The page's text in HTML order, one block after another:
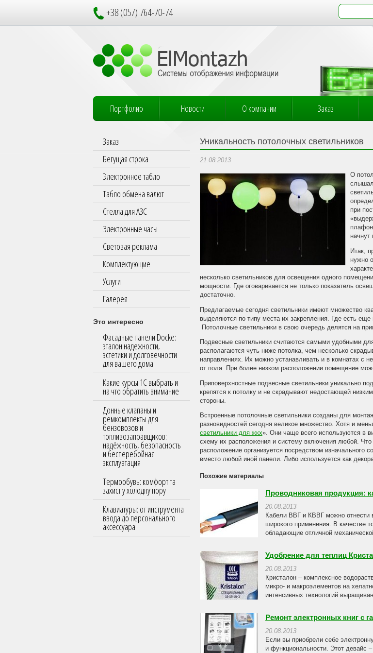
+38 (057) 764-70-74
Портфолио Новости О компании Заказ
Заказ
Бегущая строка
Электронное табло
Табло обмена валют
Стелла для АЗС
Электронные часы
Световая реклама
Комплектующие
Услуги
Галерея
Это интересно
Фасадные панели Docke:
эталон надежности,
эстетики и долговечности
для вашего дома
Какие курсы 1С выбрать и
на что обратить внимание
Донные клапаны и
ремкомплекты для
бензовозов и
топливозаправщиков:
надёжность, безопасность
и бесперебойная
эксплуатация
Термообувь: комфорт та
захист у холодну пору
Клавиатуры: от инструмента
ввода до персонального
аксессуара
Уникальность потолочных светильников
21.08.2013
О
при
начнут
Итак,
нужно
несколько светильников для освещения одного
мощности. Где оговаривается не только показатель
достаточно.
Предлагаемые сегодня светильники имеют множество
выделяются по типу места их закрепления. Где есть
Потолочные светильники в свою очередь делятся на
Подвесные светильники считаются самыми удобными
располагаются чуть ниже потолка, чем несколько
направлениях. Их можно устанавливать и в комнатах с
от пола. При более низком расположении помещение
Приповерхностные подвесные светильники уникально
крепятся к потолку и не скрадывают недостающей
стороны.
Встроенные потолочные светильники созданы для
разновидностей сегодня великое множество. Хотя и
светильники для жкх». Они чаще всего используются в
схему их расположения и систему включения любой.
расположение организуется посредством изначального
вместо любой иной панели. Либо используется как
Похожие материалы
Проводниковая продукция:
20.08.2013
Кабели ВВГ и КВВГ можно отнести
широкого применения. В качестве
обладающие отличной
Удобрение для теплиц
20.08.2013
Кристалон – комплексное
микро- и макроэлементов на
интенсивных технологий
Ремонт электронных книг с
20.08.2013
Если вы приобрели себе
и функциональности. Этот девайс